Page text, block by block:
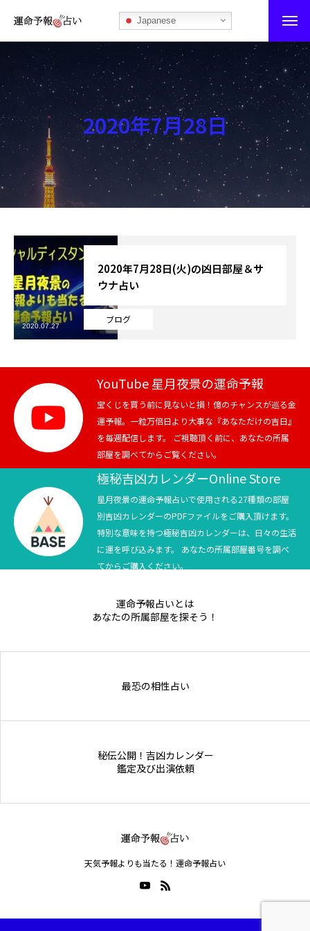
Japanese
運命予報占い
運命予報占いとは
あなたの所属部屋を探そう！
最恐の相性占い
秘伝公開！吉凶カレンダー
記事カテゴリー
ブログ
お知らせ
テニス
スポーツ
競馬
テニス四大大会・五輪
テニス四大大会・五輪
2020年7月28日
ブログ
2020年7月28日(火)の凶日部屋＆サ
ウナ占い
2020.07.27
YouTube 星月夜景の運命予報
宝くじを買う前に見ないと損！億のチャンスが巡る金
運予報。一粒万倍日より大事な『あなただけの吉日』
を毎週配信します。 ご視聴頂く前に、あなたの所属
部屋を調べてからご覧ください。
極秘吉凶カレンダーOnline Store
星月夜景の運命予報占いで使用される27種類の部屋
別吉凶カレンダーのPDFファイルをご購入頂けます。
特別な意味を持つ極秘吉凶カレンダーは、日々の生活
に運を呼び込みます。 あなたの所属部屋番号を調べ
てからご購入ください。
運命予報占いとは
あなたの所属部屋を探そう！
最恐の相性占い
秘伝公開！吉凶カレンダー
鑑定及び出演依頼
天気予報よりも当たる！運命予報占い